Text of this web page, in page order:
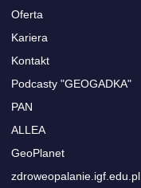
Oferta
Kariera
Kontakt
Podcasty "GEOGADKA"
PAN
ALLEA
GeoPlanet
zdroweopalanie.igf.edu.pl